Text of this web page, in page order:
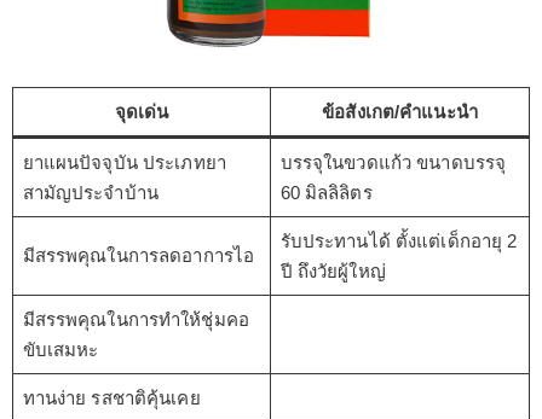
จุดเด่น ข้อสังเกต/คำแนะนำ
ยาแผนปัจจุบัน ประเภทยา
สามัญประจำบ้าน
บรรจุในขวดแก้ว ขนาดบรรจุ
60 มิลลิลิตร
มีสรรพคุณในการลดอาการไอ
รับประทานได้ ตั้งแต่เด็กอายุ 2
ปี ถึงวัยผู้ใหญ่
มีสรรพคุณในการทำให้ชุ่มคอ
ขับเสมหะ
ทานง่าย รสชาติคุ้นเคย